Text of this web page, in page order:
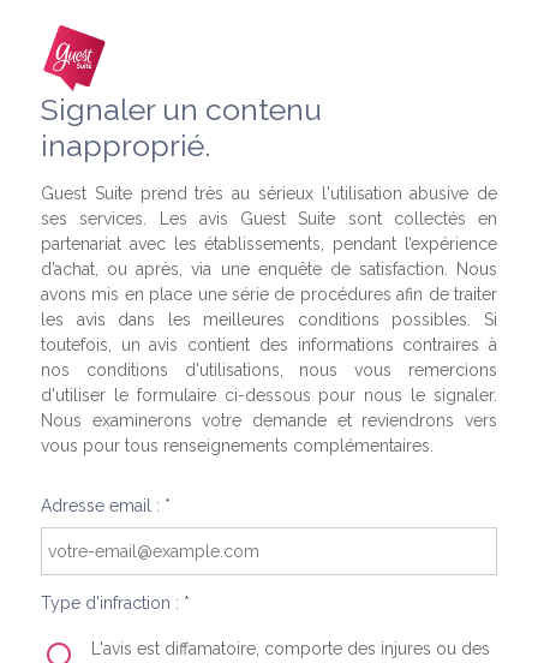
Signaler un contenu
inapproprié.
Guest Suite prend très au sérieux l'utilisation abusive de
ses services. Les avis Guest Suite sont collectés en
partenariat avec les établissements, pendant l’expérience
d’achat, ou après, via une enquête de satisfaction. Nous
avons mis en place une série de procédures afin de traiter
les avis dans les meilleures conditions possibles. Si
toutefois, un avis contient des informations contraires à
nos conditions d'utilisations, nous vous remercions
d'utiliser le formulaire ci-dessous pour nous le signaler.
Nous examinerons votre demande et reviendrons vers
vous pour tous renseignements complémentaires.
Adresse email : *
Type d'infraction : *
L'avis est diffamatoire, comporte des injures ou des